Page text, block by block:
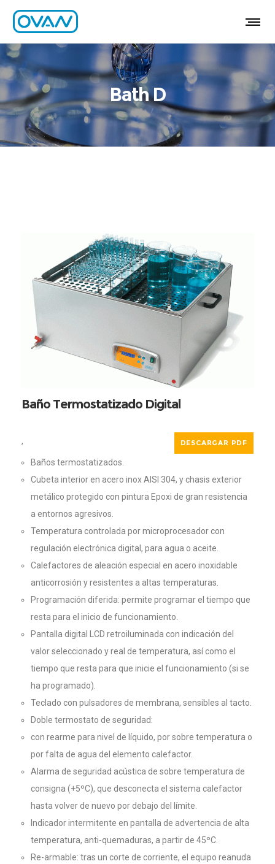
Bath D
Baño Termostatizado Digital
DESCARGAR PDF
,
Baños termostatizados.
Cubeta interior en acero inox AISI 304, y chasis exterior
metálico protegido con pintura Epoxi de gran resistencia
a entornos agresivos.
Temperatura controlada por microprocesador con
regulación electrónica digital, para agua o aceite.
Calefactores de aleación especial en acero inoxidable
anticorrosión y resistentes a altas temperaturas.
Programación diferida: permite programar el tiempo que
resta para el inicio de funcionamiento.
Pantalla digital LCD retroiluminada con indicación del
valor seleccionado y real de temperatura, así como el
tiempo que resta para que inicie el funcionamiento (si se
ha programado).
Teclado con pulsadores de membrana, sensibles al tacto.
Doble termostato de seguridad:
con rearme para nivel de líquido, por sobre temperatura o
por falta de agua del elemento calefactor.
Alarma de seguridad acústica de sobre temperatura de
consigna (+5ºC), que desconecta el sistema calefactor
hasta volver de nuevo por debajo del límite.
Indicador intermitente en pantalla de advertencia de alta
temperatura, anti-quemaduras, a partir de 45ºC.
Re-armable: tras un corte de corriente, el equipo reanuda